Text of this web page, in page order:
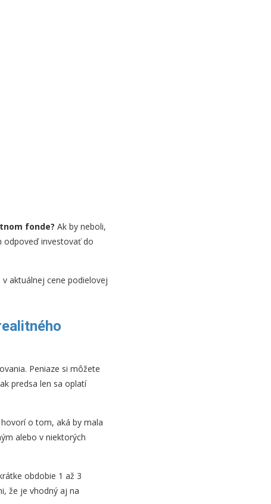
fonde? Ak by neboli,
odpoveď investovať do
aktuálnej cene podielovej
Peniaze si môžete
predsa len sa oplatí
hovorí o tom, aká by mala
alebo v niektorých
obdobie 1 až 3
že je vhodný aj na